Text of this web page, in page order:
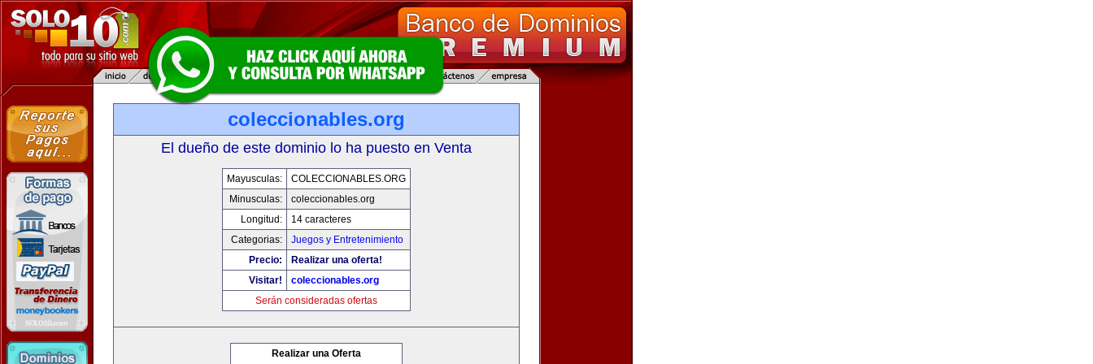
coleccionables.org
El dueño de este dominio lo ha puesto en Venta
Mayusculas:
COLECCIONABLES.ORG
Minusculas:
coleccionables.org
Longitud:
14 caracteres
Categorias:
Juegos y Entretenimiento
Precio:
Realizar una oferta!
Visitar!
coleccionables.org
Serán consideradas ofertas
Realizar una Oferta